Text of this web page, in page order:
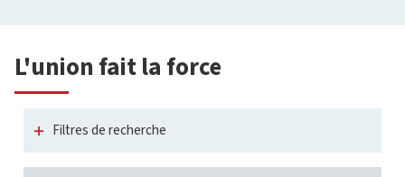
L'union fait la force
Filtres de recherche